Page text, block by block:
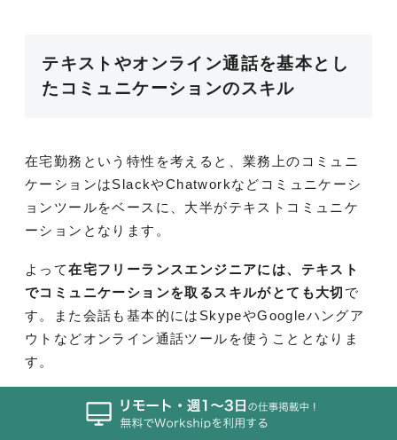
テキストやオンライン通話を基本とし
たコミュニケーションのスキル
在宅勤務という特性を考えると、業務上のコミュニ
ケーションはSlackやChatworkなどコミュニケーシ
ョンツールをベースに、大半がテキストコミュニケ
ーションとなります。
よって在宅フリーランスエンジニアには、テキスト
でコミュニケーションを取るスキルがとても大切 で
す。また会話も基本的にはSkypeやGoogleハングア
ウトなどオンライン通話ツールを使うこととなりま
す。
テキストのコミュニケーションは相手の顔が見えな
いため、対面コミュニケーションにはない気遣いが